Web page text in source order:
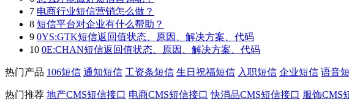
7 电商行业短信营销怎么做？
8 短信平台对企业有什么帮助？
9 0YS:GTK短信返回值状态、原因、解决方案、代码
10 0E:CHAN短信返回值状态、原因、解决方案、代码
热门产品 106短信 通知短信 工资条短信 生日祝福短信 入职短信 企业短信 语音
热门推荐 地产CMS短信接口 电商CMS短信接口 快消品CMS短信接口 服饰CMS